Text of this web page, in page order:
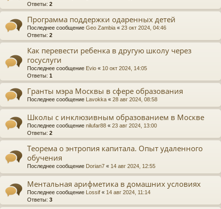
Ответы: 2
Программа поддержки одаренных детей
Последнее сообщение Geo Zambia « 23 окт 2024, 04:46
Ответы: 2
Как перевести ребенка в другую школу через
госуслуги
Последнее сообщение Evio « 10 окт 2024, 14:05
Ответы: 1
Гранты мэра Москвы в сфере образования
Последнее сообщение Lavokka « 28 авг 2024, 08:58
Школы с инклюзивным образованием в Москве
Последнее сообщение nilufar88 « 23 авг 2024, 13:00
Ответы: 2
Теорема о энтропия капитала. Опыт удаленного
обучения
Последнее сообщение Dorian7 « 14 авг 2024, 12:55
Ментальная арифметика в домашних условиях
Последнее сообщение Lossif « 14 авг 2024, 11:14
Ответы: 3